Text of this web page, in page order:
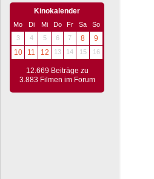
Kinokalender
Mo Di Mi Do Fr Sa
So
3
4 5 6 7 8
9
10
11 12 13 14 15 16
12.669 Beiträge zu
3.883 Filmen im Forum